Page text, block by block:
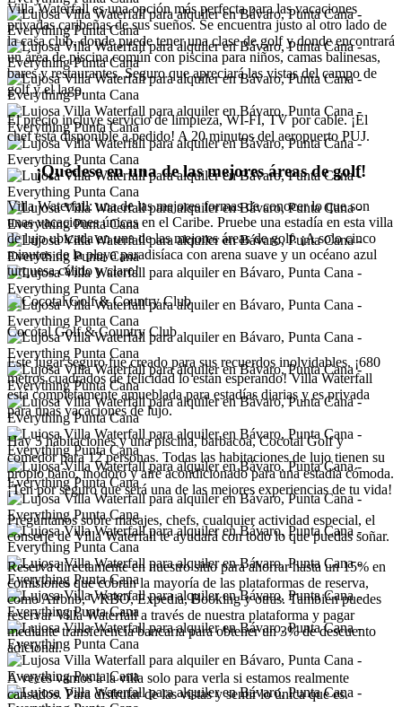
Villa Waterfall es una opción más perfecta para las vacaciones
privadas caribeñas de sus sueños. Se encuentra justo al otro lado de
la casa club, donde puede tener una clase de golf y donde encontrará
un área de piscina común con piscina para niños, camas balinesas,
bares y restaurantes. Seguro que apreciará las vistas del campo de
golf y el lago.
El precio incluye servicio de limpieza, WI-FI, TV por cable. ¡El
chef está disponible a pedido! A 20 minutos del aeropuerto PUJ.
¡Quédese en una de las mejores áreas de golf!
Villa Waterfall: una de las mejores formas de conocer lo que son
unas vacaciones únicas en el Caribe. Pruebe una estadía en esta villa
de lujo ubicada en una de las mejores áreas de golf. ¡A solo cinco
minutos de la playa paradisíaca con arena suave y un océano azul
turquesa cálido y claro!
Cocotal Golf & Country Club
Este lugar seguro fue creado para sus recuerdos inolvidables. ¡680
metros cuadrados de felicidad lo están esperando! Villa Waterfall
está completamente amueblada para estadías diarias y es privada
para unas vacaciones de lujo.
Hay 5 habitaciones y una piscina, barbacoa, Cocotal Golf y
comedor para 12 personas. Todas las habitaciones de lujo tienen su
propio baño, inodoro y aire acondicionado para una estadía cómoda.
¡Ten por seguro que será una de las mejores experiencias de tu vida!
Pregúntanos sobre masajes, chefs, cualquier actividad especial, el
conserje de Villa Waterfall te ayudará con todo lo que puedas soñar.
Reserva directamente en nuestro sitio para ahorrar hasta un 15% en
comisiones que cobran la mayoría de las plataformas de reserva,
como Airbnb, VRBO, Expedia, Booking y otras. También puedes
reservar Villa Waterfall a través de nuestra plataforma y pagar
mediante transferencia bancaria para obtener un 3% de descuento
adicional.
A veces vamos a la villa solo para verla si estamos realmente
cansados. Para disfrutar de las vistas y sentir lo única que es.